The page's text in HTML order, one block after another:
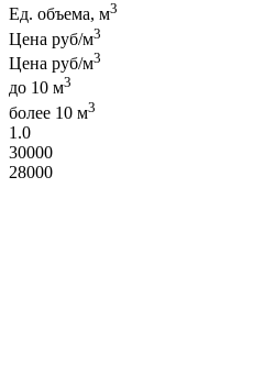
Ед. объема, м3
Цена руб/м3
Цена руб/м3
до 10 м3
более 10 м3
1.0
30000
28000